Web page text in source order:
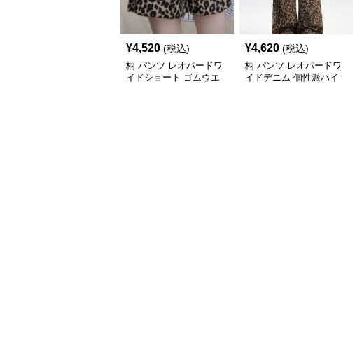
¥4,520 (税込)
柄 パンツ レオパードワ
イドショート ゴムウエ
¥4,620 (税込)
柄 パンツ レオパードワ
イドデニム 個性派ハイ